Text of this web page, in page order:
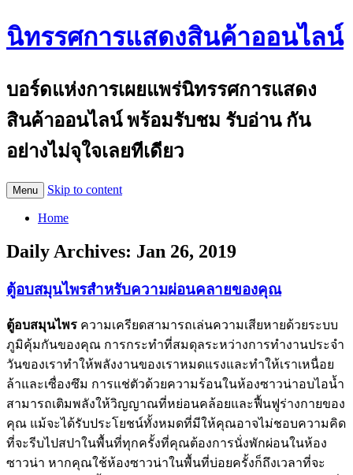
นิทรรศการแสดงสินค้าออนไลน์
บอร์ดแห่งการเผยแพร่นิทรรศการแสดง
สินค้าออนไลน์ พร้อมรับชม รับอ่าน กัน
อย่างไม่จุใจเลยทีเดียว
Menu Skip to content
Home
Daily Archives: Jan 26, 2019
ตู้อบสมุนไพรสำหรับความผ่อนคลายของคุณ
ตู้อบสมุนไพร ความเครียดสามารถเล่นความเสียหายด้วยระบบ
ภูมิคุ้มกันของคุณ การกระทำที่สมดุลระหว่างการทำงานประจำ
วันของเราทำให้พลังงานของเราหมดแรงและทำให้เราเหนื่อย
ล้าและเซื่องซึม การแช่ตัวด้วยความร้อนในห้องซาวน่าอบไอน้ำ
สามารถเติมพลังให้วิญญาณที่หย่อนคล้อยและฟื้นฟูร่างกายของ
คุณ แม้จะได้รับประโยชน์ทั้งหมดที่มีให้คุณอาจไม่ชอบความคิด
ที่จะรีบไปสปาในพื้นที่ทุกครั้งที่คุณต้องการนั่งพักผ่อนในห้อง
ซาวน่า หากคุณใช้ห้องซาวน่าในพื้นที่บ่อยครั้งก็ถึงเวลาที่จะ